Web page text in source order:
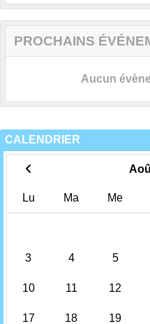
PROCHAINS
Aucun
CALENDRIER
Lu Ma Me
3 4 5
10 11 12
17 18 19